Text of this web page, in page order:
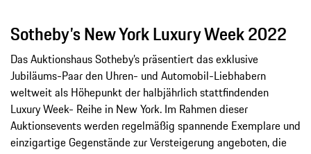
Sotheby’s New York Luxury Week 2022
Das Auktionshaus Sotheby’s präsentiert das exklusive
Jubiläums-Paar den Uhren- und Automobil-Liebhabern
weltweit als Höhepunkt der halbjährlich stattfindenden
Luxury Week- Reihe in New York. Im Rahmen dieser
Auktionsevents werden regelmäßig spannende Exemplare und
einzigartige Gegenstände zur Versteigerung angeboten, die